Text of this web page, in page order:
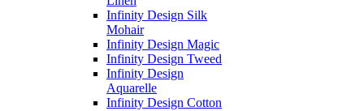
Infinity Design Silk
Mohair
Infinity Design Magic
Infinity Design Tweed
Infinity Design
Aquarelle
Infinity Design Cotton